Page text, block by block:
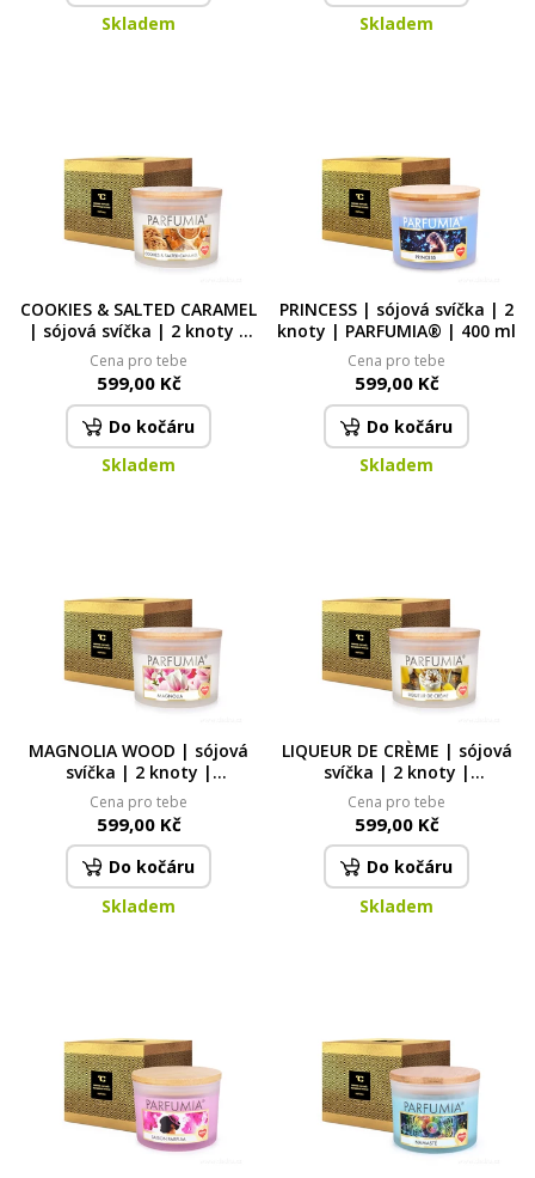
Skladem Skladem
COOKIES & SALTED CARAMEL
| sójová svíčka | 2 knoty |
PARFUMIA® | 400 ml
Cena pro tebe
599,00 Kč
Do kočáru
Skladem
PRINCESS | sójová svíčka | 2
knoty | PARFUMIA® | 400 ml
Cena pro tebe
599,00 Kč
Do kočáru
Skladem
MAGNOLIA WOOD | sójová
svíčka | 2 knoty |
PARFUMIA® | 400 ml
Cena pro tebe
599,00 Kč
Do kočáru
Skladem
LIQUEUR DE CRÈME | sójová
svíčka | 2 knoty |
PARFUMIA® | 400 ml
Cena pro tebe
599,00 Kč
Do kočáru
Skladem